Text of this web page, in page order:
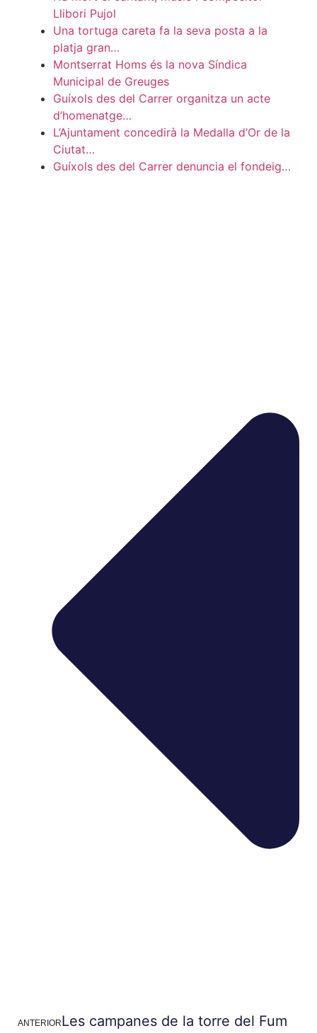
Llibori Pujol
Una tortuga careta fa la seva posta a la
platja gran…
Montserrat Homs és la nova Síndica
Municipal de Greuges
Guíxols des del Carrer organitza un acte
d’homenatge…
L’Ajuntament concedirà la Medalla d’Or de la
Ciutat…
Guíxols des del Carrer denuncia el fondeig…
ANTERIORLes campanes de la torre del Fum